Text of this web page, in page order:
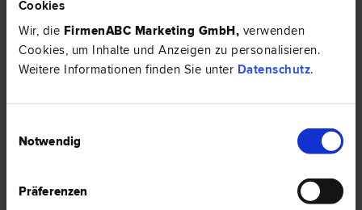
Cookies
Wir, die FirmenABC Marketing GmbH, verwenden
Cookies, um Inhalte und Anzeigen zu personalisieren.
Weitere Informationen finden Sie unter Datenschutz.
Notwendig
Präferenzen